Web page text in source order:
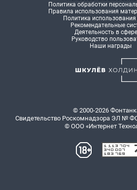
Политика обработки
Правила использования
Политика
Рекомендательные
Деятельность в
Руководство
Наши награды
© 2000-2026
Свидетельство Роскомнадзора ЭЛ № ФС
© ООО «Интернет